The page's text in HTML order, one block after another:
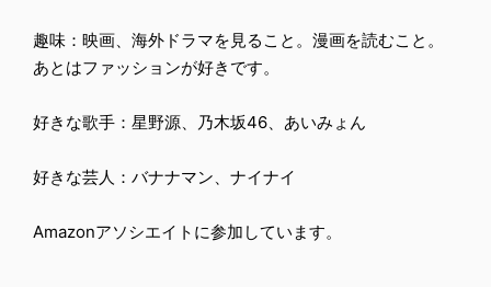
趣味：映画、海外ドラマを見ること。漫画を読むこと。
あとはファッションが好きです。
好きな歌手：星野源、乃木坂46、あいみょん
好きな芸人：バナナマン、ナイナイ
Amazonアソシエイトに参加しています。